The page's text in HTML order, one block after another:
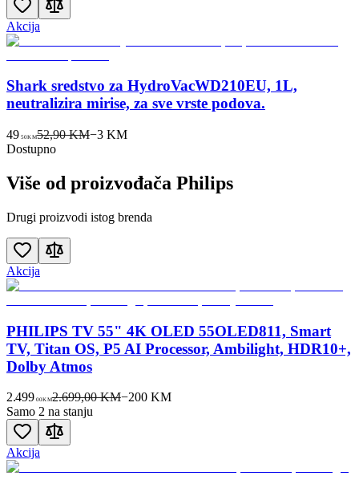
Akcija
Shark sredstvo za HydroVacWD210EU, 1L,
neutralizira mirise, za sve vrste podova.
49 50KM52,90 KM−3KM
Dostupno
Više od proizvođača Philips
Drugi proizvodi istog brenda
Akcija
PHILIPS TV 55" 4K OLED 55OLED811, Smart
TV, Titan OS, P5 AI Processor, Ambilight, HDR10+,
Dolby Atmos
2.499 00KM2.699,00 KM−200KM
Samo 2 na stanju
Akcija